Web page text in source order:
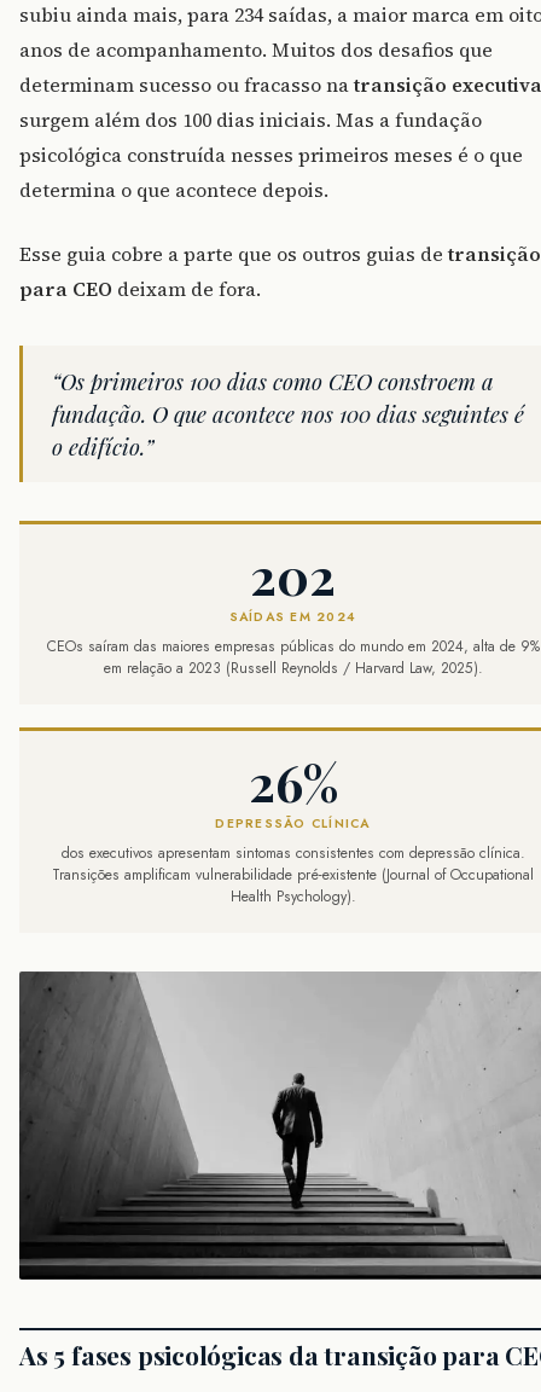
subiu ainda mais, para 234 saídas, a maior marca em
anos de acompanhamento. Muitos dos desafios que
determinam sucesso ou fracasso natransição executiva
surgem além dos 100 dias iniciais. Mas a fundação
psicológica construída nesses primeiros meses é o que
determina o que acontece depois.
Esse guia cobre a parte que os outros guias detransição
para CEO deixam de fora.
“Os primeiros 100 dias como CEO constroem a
fundação. O que acontece nos 100 dias seguintes é
o edifício.”
202
SAÍDAS EM 2024
CEOs saíram das maiores empresas públicas do mundo em 2024, alta de 9%
em relação a 2023 (Russell Reynolds / Harvard Law, 2025).
26%
DEPRESSÃO CLÍNICA
dos executivos apresentam sintomas consistentes com depressão clínica.
Transições amplificam vulnerabilidade pré-existente (Journal of Occupational
Health Psychology).
As 5 fases psicológicas da transição para